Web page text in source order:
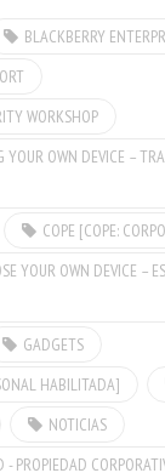
BLACKBERRY
WORKSHOP
OWN DEVICE –
COPE [COPE:
YOUR OWN DEVICE –
GADGETS
HABILITADA]
NOTICIAS
- PROPIEDAD